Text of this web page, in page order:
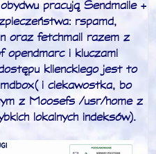
pracują Sendmaile +
rspamd,
oraz fetchmail razem z
opendmarc i kluczami
klienckiego jest to
(i ciekawostka, bo
z Moosefs /usr/home z
lokalnych indeksów).